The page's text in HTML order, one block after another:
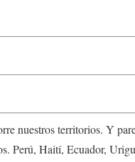
nuestros territorios. Y
Perú, Haití, Ecuador,